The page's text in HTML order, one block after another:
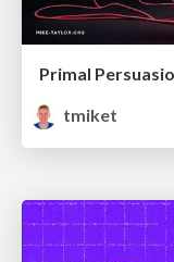
tmiket